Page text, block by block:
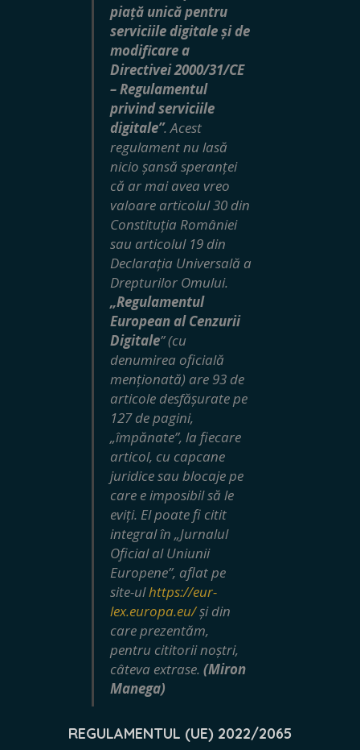
piață unică pentru
serviciile digitale și de
modificare a
Directivei 2000/31/CE
– Regulamentul
privind serviciile
digitale”. Acest
regulament nu lasă
nicio șansă speranței
că ar mai avea vreo
valoare articolul 30 din
Constituția României
sau articolul 19 din
Declarația Universală a
Drepturilor Omului.
„Regulamentul
European al Cenzurii
Digitale” (cu
denumirea oficială
menționată) are 93 de
articole desfășurate pe
127 de pagini,
„împănate”, la fiecare
articol, cu capcane
juridice sau blocaje pe
care e imposibil să le
eviți. El poate fi citit
integral în „Jurnalul
Oficial al Uniunii
Europene”, aflat pe
site-ulhttps://eur-
lex.europa.eu/și din
care prezentăm,
pentru cititorii noștri,
câteva extrase. (Miron
Manega)
REGULAMENTUL (UE) 2022/2065